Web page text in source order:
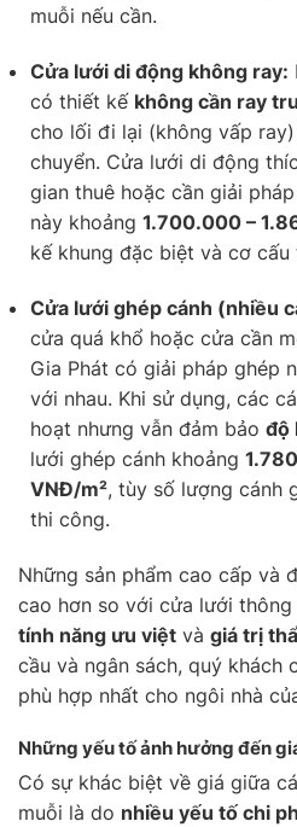
muỗi nếu cần.
Cửa lưới di động không ray:
có thiết kế không cần ray
cho lối đi lại (không vấp
chuyển. Cửa lưới di động
gian thuê hoặc cần giải
này khoảng 1.700.000 –
kế khung đặc biệt và cơ
Cửa lưới ghép cánh (nhiều
cửa quá khổ hoặc cửa cần
Gia Phát có giải pháp ghép
với nhau. Khi sử dụng, các
hoạt nhưng vẫn đảm bảo độ
lưới ghép cánh khoảng
VNĐ/m², tùy số lượng cánh
thi công.
Những sản phẩm cao cấp và
cao hơn so với cửa lưới
tính năng ưu việt và giá trị
cầu và ngân sách, quý khách
phù hợp nhất cho ngôi nhà
Những yếu tố ảnh hưởng đến
Có sự khác biệt về giá giữa
muỗi là do nhiều yếu tố chi